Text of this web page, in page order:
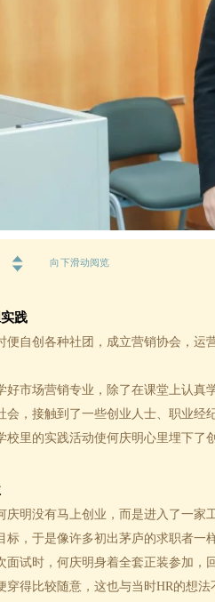
向下滑动阅览
践
便自创各种社团，成立营销协会，运
场营销专业，除了在课堂上认真学
会，接触到了一些创业人士、职业经
校里的实践活动使何庆明心里埋下了
明没有马上创业，而是进入了一家
标，于是像许多初出茅庐的求职者一
时，何庆明身着全套正装参加，回
穿得比较随意，这也与当时HR的想法